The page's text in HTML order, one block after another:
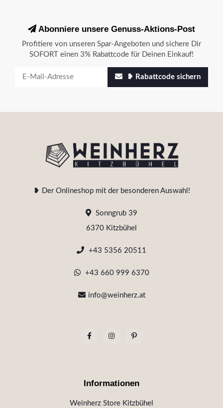
Abonniere unsere Genuss-Aktions-Post
Profitiere von unseren Spar-Angeboten und sichere Dir
SOFORT einen 3% Rabattcode für Deinen Einkauf!
❥ Rabattcode sichern
❥ Der Onlineshop mit der besonderen Auswahl!
Sonngrub 39
6370 Kitzbühel
+43 5356 20511
+43 660 999 6370
info@weinherz.at
Informationen
Weinherz Store Kitzbühel